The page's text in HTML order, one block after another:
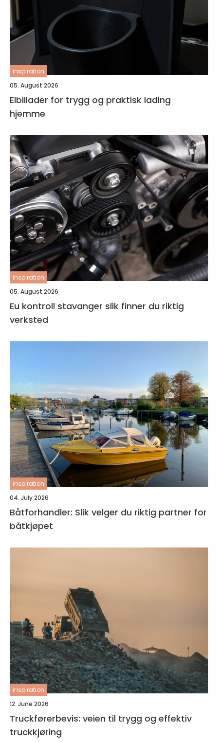
inspiration
05. August 2026
Elbillader for trygg og praktisk lading
hjemme
inspiration
05. August 2026
Eu kontroll stavanger slik finner du riktig
verksted
inspiration
04. July 2026
Båtforhandler: Slik velger du riktig partner for
båtkjøpet
inspiration
12. June 2026
Truckførerbevis: veien til trygg og effektiv
truckkjøring